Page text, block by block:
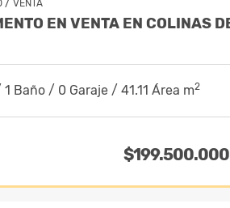
/ VENTA
Baño / 0 Garaje / 41.11 Área m2
$199.500.000